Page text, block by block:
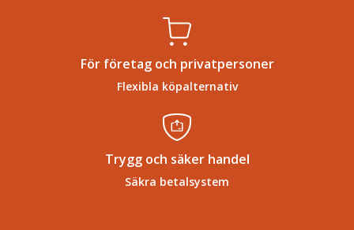
För företag och privatpersoner
Flexibla köpalternativ
Trygg och säker handel
Säkra betalsystem